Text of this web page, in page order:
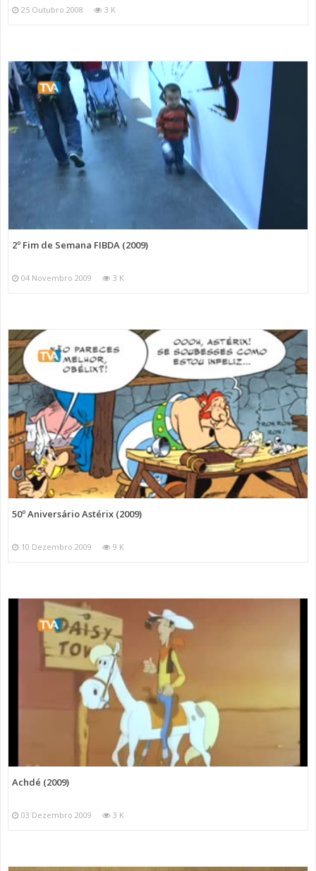
25 Outubro 2008 3 K
2º Fim de Semana FIBDA (2009)
04 Novembro 2009 3 K
50º Aniversário Astérix (2009)
10 Dezembro 2009 9 K
Achdé (2009)
03 Dezembro 2009 3 K